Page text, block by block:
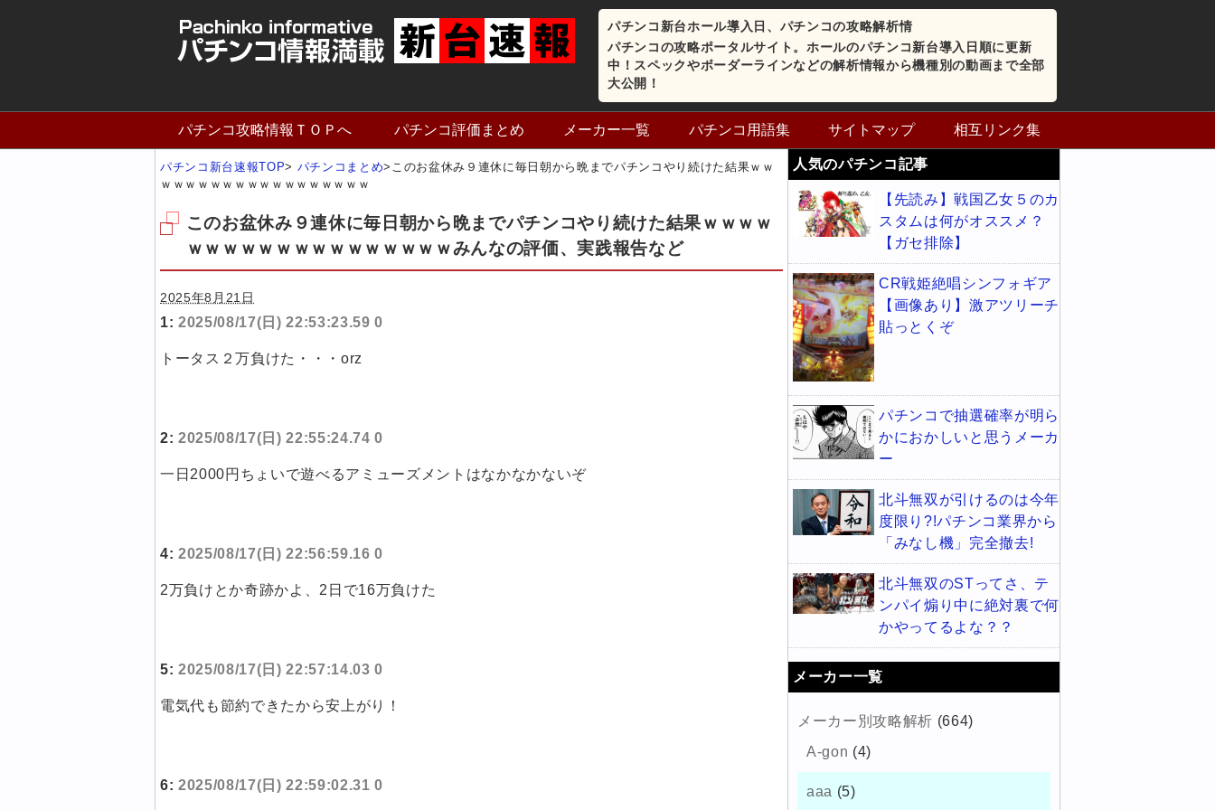
パチンコ新台ホール導入日、パチンコの攻略解析情
パチンコの攻略ポータルサイト。ホールのパチンコ新台導入日順に更新
中！スペックやボーダーラインなどの解析情報から機種別の動画まで全部
大公開！
パチンコ攻略情報ＴＯＰへ パチンコ評価まとめ メーカー一覧 パチンコ用語集 サイトマップ 相互リンク集
パチンコ新台速報TOP> パチンコまとめ> このお盆休み９連休に毎日朝から晩までパチンコやり続けた結果ｗｗ
ｗｗｗｗｗｗｗｗｗｗｗｗｗｗｗｗｗ
このお盆休み９連休に毎日朝から晩までパチンコやり続けた結果ｗｗｗｗ
ｗｗｗｗｗｗｗｗｗｗｗｗｗｗｗみんなの評価、実践報告など
2025年8月21日
1: 2025/08/17(日) 22:53:23.59 0
トータス２万負けた・・・orz
2: 2025/08/17(日) 22:55:24.74 0
一日2000円ちょいで遊べるアミューズメントはなかなかないぞ
4: 2025/08/17(日) 22:56:59.16 0
2万負けとか奇跡かよ、2日で16万負けた
5: 2025/08/17(日) 22:57:14.03 0
電気代も節約できたから安上がり！
6: 2025/08/17(日) 22:59:02.31 0
人気のパチンコ記事
【先読み】戦国乙女５のカ
スタムは何がオススメ？
【ガセ排除】
CR戦姫絶唱シンフォギア
【画像あり】激アツリーチ
貼っとくぞ
パチンコで抽選確率が明ら
かにおかしいと思うメーカ
ー
北斗無双が引けるのは今年
度限り?!パチンコ業界から
「みなし機」完全撤去!
北斗無双のSTってさ、テ
ンパイ煽り中に絶対裏で何
かやってるよな？？
メーカー一覧
メーカー別攻略解析 (664)
A-gon (4)
aaa (5)